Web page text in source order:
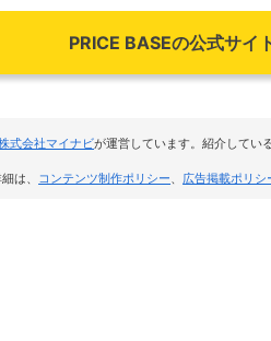
PRICE BASEの公式サイ
式会社マイナビが運営しています。紹介してい
は、 コンテンツ制作ポリシー、 広告掲載ポリシ